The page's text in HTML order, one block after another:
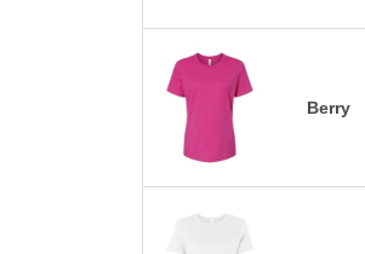
Berry